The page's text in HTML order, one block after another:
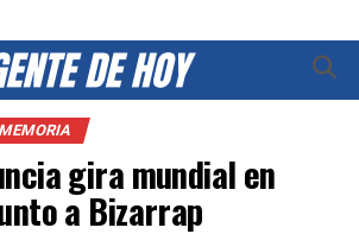
gira mundial en
a Bizarrap